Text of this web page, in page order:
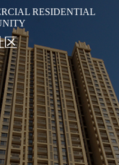
RESIDENTIAL
区